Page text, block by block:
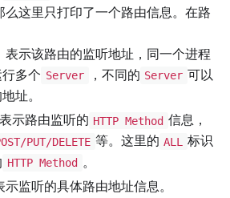
么这里只打印了一个路由信息。在路
表示该路由的监听地址，同一个进程
多个 Server ，不同的 Server 可以
址。
表示路由监听的 HTTP Method 信息，
PUT/DELETE 等。这里的 ALL
标识
HTTP Method 。
示监听的具体路由地址信息。